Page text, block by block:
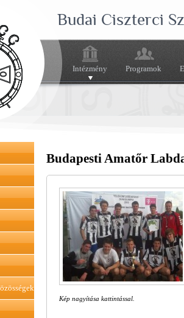
Budai Ciszterci
Intézmény Programok
Budapesti Amatőr
Kép nagyítása kattintással.